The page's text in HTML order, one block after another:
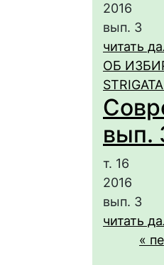
2016
вып. 3
читать
ОБ
вып.
т. 16
2016
вып. 3
читать
«